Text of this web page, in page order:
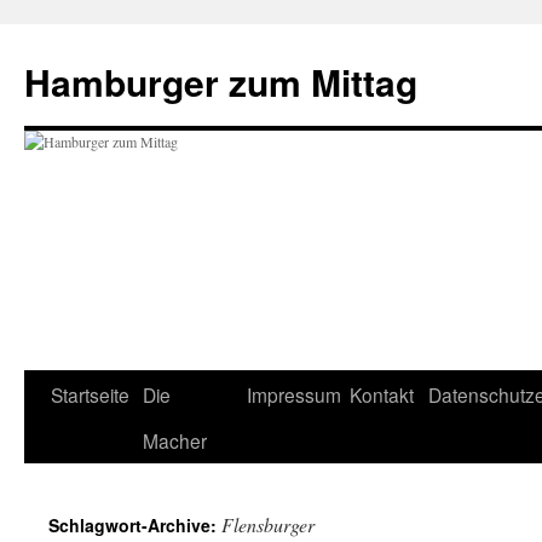
Hamburger zum Mittag
Zum
Startseite Die
Macher
Impressum Kontakt
Schlagwort-Archive: Flensburger